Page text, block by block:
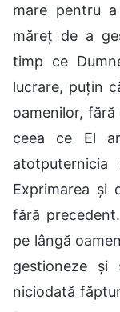
mare pentru
măreț de a
timp ce
lucrare, puțin
oamenilor,
ceea ce El
Exprimarea și
fără
pe lângă
gestioneze și
niciodată